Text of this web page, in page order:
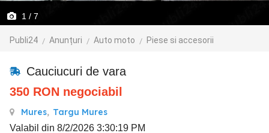
1 / 7
Publi24 Anunțuri Auto moto Piese si accesorii
Cauciucuri de vara
350 RON negociabil
Mures, Targu Mures
Valabil din 8/2/2026 3:30:19 PM